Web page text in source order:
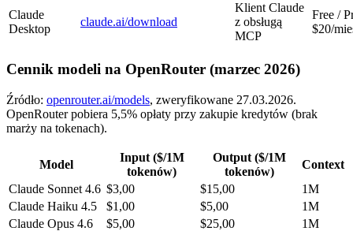
Claude
Desktop
claude.ai/download
Klient Claude
z obsługą
MCP
Free /
$20/
Cennik modeli na OpenRouter (marzec 2026)
Źródło: openrouter.ai/models, zweryfikowane 27.03.2026.
OpenRouter pobiera 5,5% opłaty przy zakupie kredytów (brak
marży na tokenach).
Model
Input ($/1M
tokenów)
Output ($/1M
tokenów)
Context
Claude Sonnet 4.6 $3,00 $15,00
1M
Claude Haiku 4.5
$1,00 $5,00
1M
Claude Opus 4.6
$5,00 $25,00
1M